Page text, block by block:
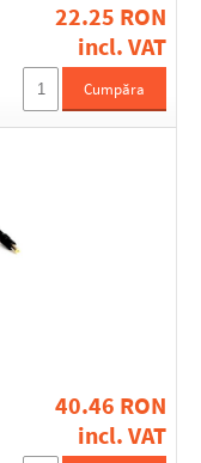
22.25 RON
incl. VAT
Cumpăra
40.46 RON
incl. VAT